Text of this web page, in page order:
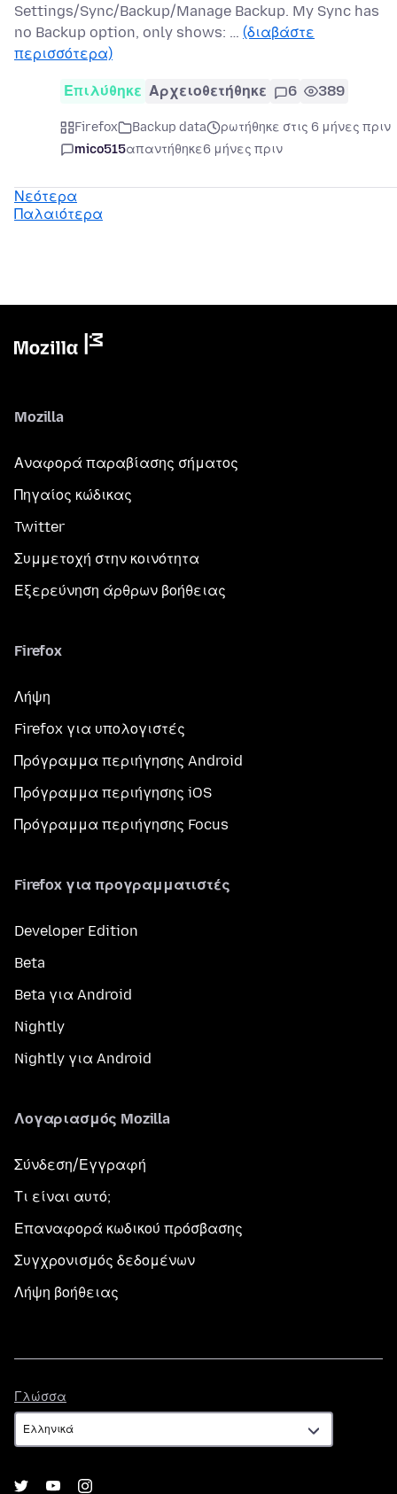
Settings/Sync/Backup/Manage Backup. My Sync has
no Backup option, only shows: … (διαβάστε
περισσότερα)
Επιλύθηκε Αρχειοθετήθηκε 6 389
Firefox Backup data
ρωτήθηκε στις 6 μήνες πριν
mico515απαντήθηκε6 μήνες πριν
Νεότερα
Παλαιότερα
Mozilla
Αναφορά παραβίασης σήματος
Πηγαίος κώδικας
Twitter
Συμμετοχή στην κοινότητα
Εξερεύνηση άρθρων βοήθειας
Firefox
Λήψη
Firefox για υπολογιστές
Πρόγραμμα περιήγησης Android
Πρόγραμμα περιήγησης iOS
Πρόγραμμα περιήγησης Focus
Firefox για προγραμματιστές
Developer Edition
Beta
Beta για Android
Nightly
Nightly για Android
Λογαριασμός Mozilla
Σύνδεση/Εγγραφή
Τι είναι αυτό;
Επαναφορά κωδικού πρόσβασης
Συγχρονισμός δεδομένων
Λήψη βοήθειας
Γλώσσα